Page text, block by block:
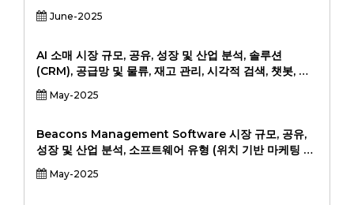
처방 분석, 진단 분석, 서술 분석) 별 배포 (온 프레미스, 클
라우드) 별 (소매 및 전자 상거래, 건강 관리, 제조, 기타),
(소프트웨어, 서비스).
June-2025
AI 소매 시장 규모, 공유, 성장 및 산업 분석, 솔루션
(CRM), 공급망 및 물류, 재고 관리, 시각적 검색, 챗봇, 가
격 최적화), 기술 학습, 자연 언어 처리 (NLP), 컴퓨터 비
전, 상황-인식 컴퓨팅), Application (Cloud on-
Track, Strading, Strading, Stracking, Stracking,
Stracking, Stracking, Stracking, Stracking,
Stracking, Stracking, Stracking, Stracking,
Strading, Stracking. 분석, 2024-2031
May-2025
Beacons Management Software 시장 규모, 공유,
성장 및 산업 분석, 소프트웨어 유형 (위치 기반 마케팅 소
프트웨어, 자산 관리 소프트웨어, 근접 분석 소프트웨어)
별 (소매, 의료, 환대, 물류, 부동산, 기타) 및 배포 모드 (클
May-2025